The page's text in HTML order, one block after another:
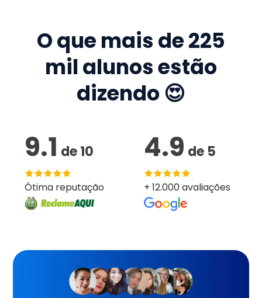
O que mais de225
mil alunos estão
dizendo 😍
9.1 de10
Ótima reputação
4.9 de 5
+ 12.000 avaliações